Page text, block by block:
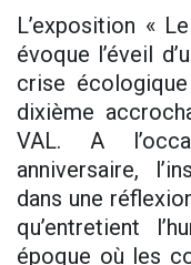
L’exposition «
évoque l’éveil
crise
dixième
VAL. A
anniversaire,
dans une
qu’entretient
époque où les